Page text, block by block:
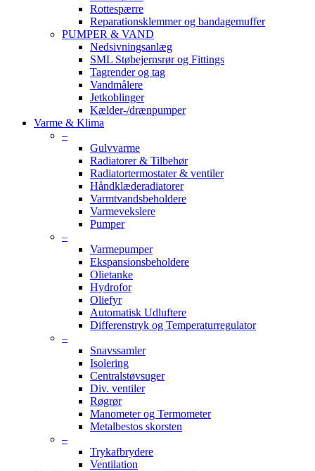
Rottespærre
Reparationsklemmer og bandagemuffer
PUMPER & VAND
Nedsivningsanlæg
SML Støbejernsrør og Fittings
Tagrender og tag
Vandmålere
Jetkoblinger
Kælder-/drænpumper
Varme & Klima
–
Gulvvarme
Radiatorer & Tilbehør
Radiatortermostater & ventiler
Håndklæderadiatorer
Varmtvandsbeholdere
Varmevekslere
Pumper
–
Varmepumper
Ekspansionsbeholdere
Olietanke
Hydrofor
Oliefyr
Automatisk Udluftere
Differenstryk og Temperaturregulator
–
Snavssamler
Isolering
Centralstøvsuger
Div. ventiler
Røgrør
Manometer og Termometer
Metalbestos skorsten
–
Trykafbrydere
Ventilation